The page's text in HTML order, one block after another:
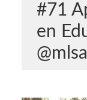
#71
en